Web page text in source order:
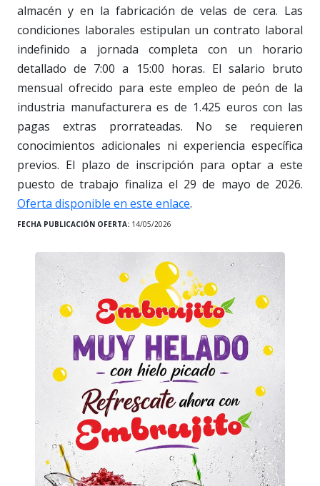
almacén y en la fabricación de velas de cera. Las
condiciones laborales estipulan un contrato laboral
indefinido a jornada completa con un horario
detallado de 7:00 a 15:00 horas. El salario bruto
mensual ofrecido para este empleo de peón de la
industria manufacturera es de 1.425 euros con las
pagas extras prorrateadas. No se requieren
conocimientos adicionales ni experiencia específica
previos. El plazo de inscripción para optar a este
puesto de trabajo finaliza el 29 de mayo de 2026.
Oferta disponible en este enlace.
FECHA PUBLICACIÓN OFERTA: 14/05/2026